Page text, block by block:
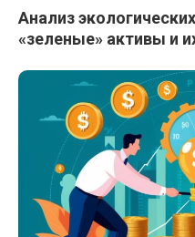
Анализ
«зеленые» активы и